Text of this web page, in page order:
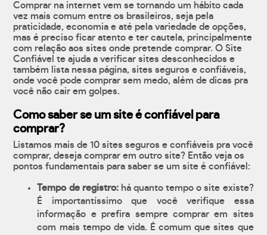
Comprar na internet vem se tornando um hábito cada
vez mais comum entre os brasileiros, seja pela
praticidade, economia e até pela variedade de opções,
mas é preciso ficar atento e ter cautela, principalmente
com relação aos sites onde pretende comprar. O Site
Confiável te ajuda a verificar sites desconhecidos e
também lista nessa página, sites seguros e confiáveis,
onde você pode comprar sem medo, além de dicas pra
você não cair em golpes.
Como saber se um site é confiável para
comprar?
Listamos mais de 10 sites seguros e confiáveis pra você
comprar, deseja comprar em outro site? Então veja os
pontos fundamentais para saber se um site é confiável:
Tempo de registro:há quanto tempo o site existe?
É importantíssimo que você verifique essa
informação e prefira sempre comprar em sites
com mais tempo de vida. É comum que sites que